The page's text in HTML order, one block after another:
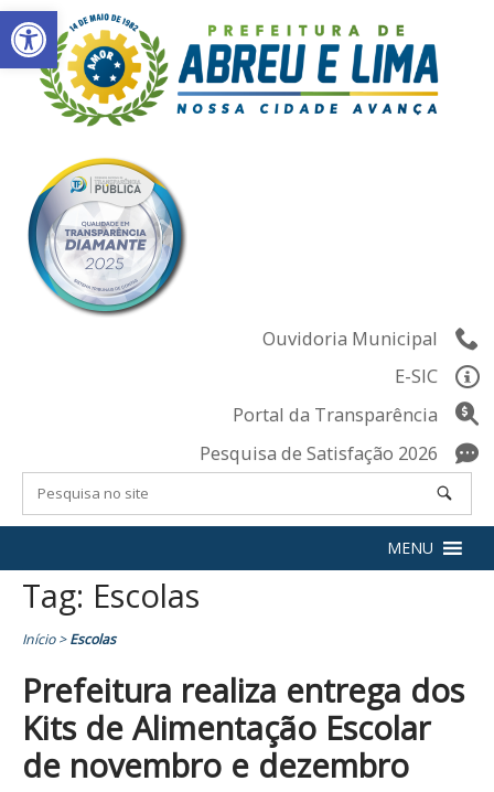
Abrir a barra de ferramentas
Skip
to
content
Ouvidoria Municipal
E-SIC
Portal da Transparência
Pesquisa de Satisfação 2026
MENU
Tag: Escolas
Início>Escolas
Prefeitura realiza entrega dos
Kits de Alimentação Escolar
de novembro e dezembro